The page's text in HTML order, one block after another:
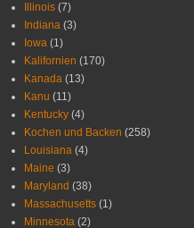
Illinois (7)
Indiana (3)
Iowa (1)
Kalifornien (170)
Kanada (13)
Kanu (11)
Kentucky (4)
Kochen und Backen (258)
Louisiana (4)
Maine (3)
Maryland (38)
Massachusetts (1)
Minnesota (2)